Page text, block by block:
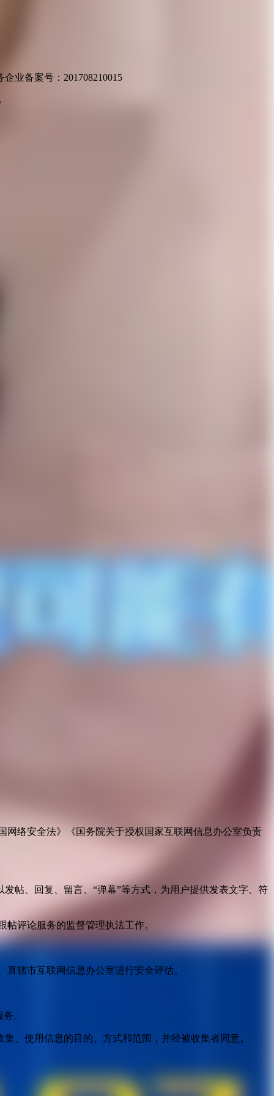
业备案号：201708210015
络安全法》《国务院关于授权国家互联网信息办公室负责
帖、回复、留言、“弹幕”等方式，为用户提供发表文字、符
评论服务的监督管理执法工作。
辖市互联网信息办公室进行安全评估。
。
、使用信息的目的、方式和范围，并经被收集者同意。